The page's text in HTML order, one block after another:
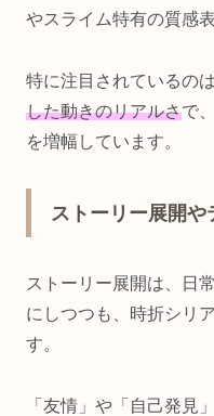
やスライム特有の質感
特に注目されているの
した動きのリアルさで
を増幅しています。
ストーリー展開や
ストーリー展開は、日
にしつつも、時折シリ
す。
「友情」や「自己発見